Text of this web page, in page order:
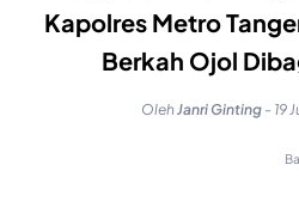
Kapolres Metro
Berkah Ojol
OlehJanri Ginting - 19